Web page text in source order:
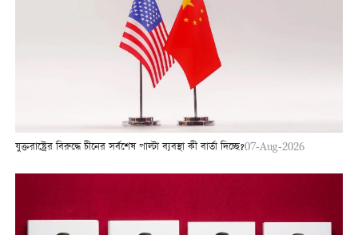
যুক্তরাষ্ট্রের বিরুদ্ধে চীনের সর্বশেষ পাল্টা ব্যবস্থা কী বার্তা দিচ্ছে?07-Aug-2026